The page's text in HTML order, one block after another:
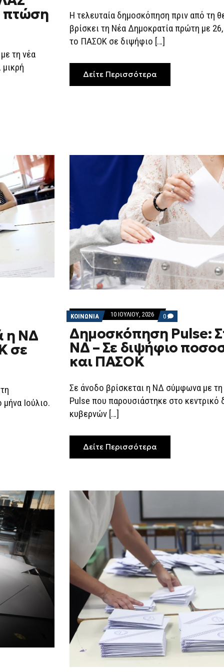
πτώση
τη νέα
ΠΟΣΟΣΤΌ
ΕΛΑΣ
ΚΑΙ
Η τελευταία δημοσκόπηση πριν από τη
βρίσκει τη Νέα Δημοκρατία πρώτη με
το ΠΑΣΟΚ σε διψήφιο […]
Δείτε Περισσότερα
η ΝΔ
σε
Ιούλιο.
ΚΟΙΝΩΝΙΑ 10 ΙΟΥΛΊΟΥ, 2026 0 COMMENTS
ON
ΔΗΜΟΣΚΌΠΗΣΗ
PULSE:
ΣΤΟ
30%
ΣΕ
ΔΙΨΉΦΙΟ
ΠΟΣΟΣΤΌ
ΤΣΊΠΡΑΣ
Δημοσκόπηση Pulse:
ΝΔ – Σε διψήφιο
και ΠΑΣΟΚ
Σε άνοδο βρίσκεται η ΝΔ σύμφωνα με
Pulse που παρουσιάστηκε στο κεντρικό
κυβερνών […]
Δείτε Περισσότερα